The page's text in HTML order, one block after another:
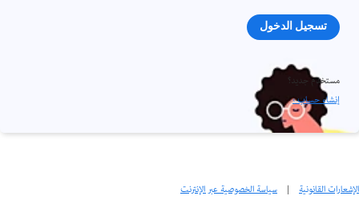
تسجيل الدخول
مستخدم جديد؟
إنشاء حساب ›
الإشعارات القانونية | سياسة الخصوصية عبر الإنترنت